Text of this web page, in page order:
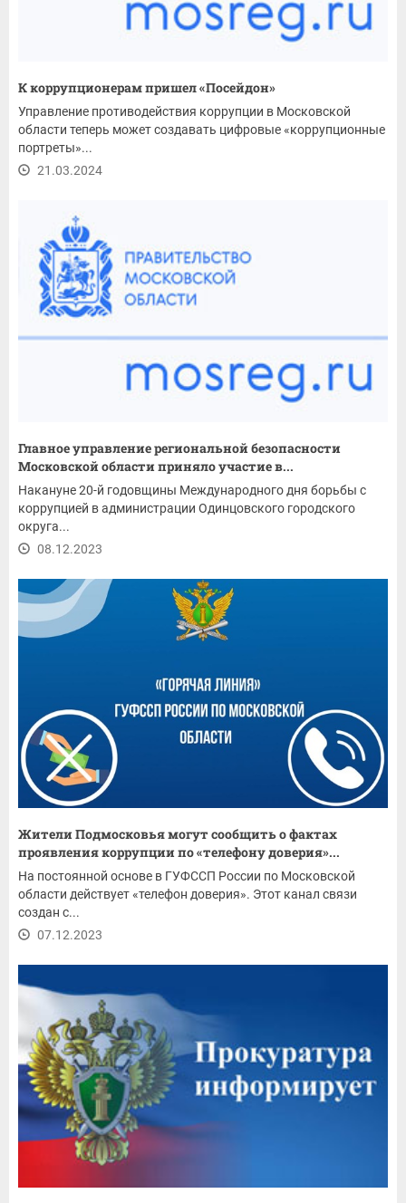
К коррупционерам пришел «Посейдон»
Управление противодействия коррупции в Московской
области теперь может создавать цифровые «коррупционные
портреты»...
21.03.2024
Главное управление региональной безопасности
Московской области приняло участие в...
Накануне 20-й годовщины Международного дня борьбы с
коррупцией в администрации Одинцовского городского
округа...
08.12.2023
Жители Подмосковья могут сообщить о фактах
проявления коррупции по «телефону доверия»...
На постоянной основе в ГУФССП России по Московской
области действует «телефон доверия». Этот канал связи
создан с...
07.12.2023